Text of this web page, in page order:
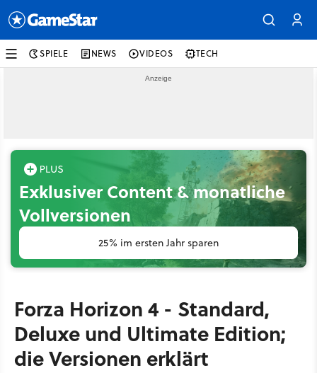
SPIELE NEWS VIDEOS TECH
Exklusiver Content & monatliche
Vollversionen
25% im ersten Jahr sparen
Forza Horizon 4 - Standard,
Deluxe und Ultimate Edition;
die Versionen erklärt